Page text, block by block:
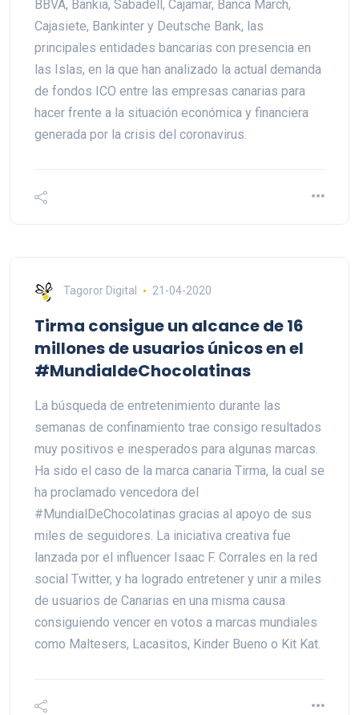
BBVA, Bankia, Sabadell, Cajamar, Banca March,
Cajasiete, Bankinter y Deutsche Bank, las
principales entidades bancarias con presencia en
las Islas, en la que han analizado la actual demanda
de fondos ICO entre las empresas canarias para
hacer frente a la situación económica y financiera
generada por la crisis del coronavirus.
Tagoror Digital 21-04-2020
Tirma consigue un alcance de 16
millones de usuarios únicos en el
#MundialdeChocolatinas
La búsqueda de entretenimiento durante las
semanas de confinamiento trae consigo resultados
muy positivos e inesperados para algunas marcas.
Ha sido el caso de la marca canaria Tirma, la cual se
ha proclamado vencedora del
#MundialDeChocolatinas gracias al apoyo de sus
miles de seguidores. La iniciativa creativa fue
lanzada por el influencer Isaac F. Corrales en la red
social Twitter, y ha logrado entretener y unir a miles
de usuarios de Canarias en una misma causa
consiguiendo vencer en votos a marcas mundiales
como Maltesers, Lacasitos, Kinder Bueno o Kit Kat.